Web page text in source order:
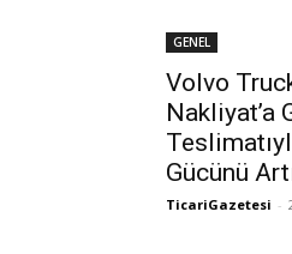
GENEL
Volvo
Nakliyat’a
Gücünü
TicariGazetesi -